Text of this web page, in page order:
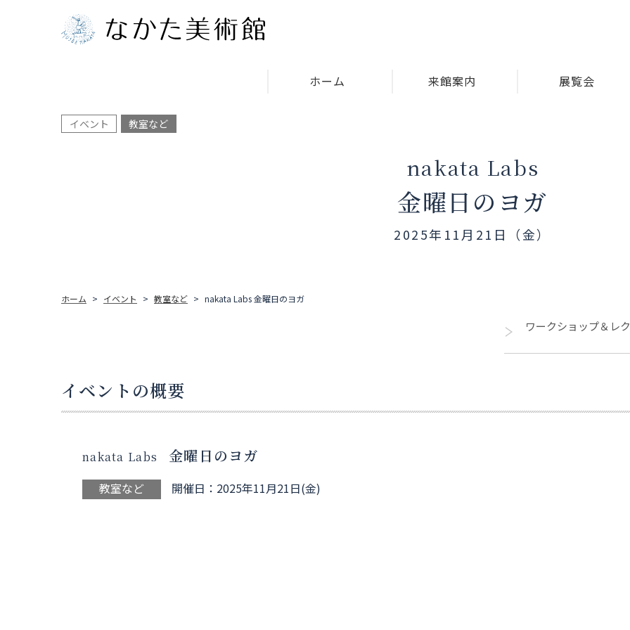
ホーム 来館案内 展覧会
イベント 教室など
nakata Labs
金曜日のヨガ
2025年11月21日（金）
ホーム イベント 教室など nakata Labs 金曜日のヨガ
ワークショップ＆レ
イベントの概要
nakata Labs 金曜日のヨガ
教室など 開催日：2025年11月21日(金)